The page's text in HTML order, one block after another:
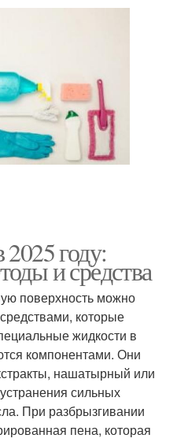
году:
и средства
поверхность можно
которые
жидкости в
компонентами. Они
нашатырный или
сильных
При разбрызгивании
пена, которая